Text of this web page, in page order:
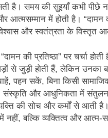
है। समय की सुइयाँ कभी पीछे
में होती है। “दामन
और स्वतंत्रता के विस्तृत
की प्रतिष्ठा” पर चर्चा
से जुड़ी होती हैं, लेकिन उनका
पहन सकें, बिना किसी
और आधुनिकता में संतुलन
की सोच और कर्मों से आती
नहीं, बल्कि व्यक्तित्व और आत्म-